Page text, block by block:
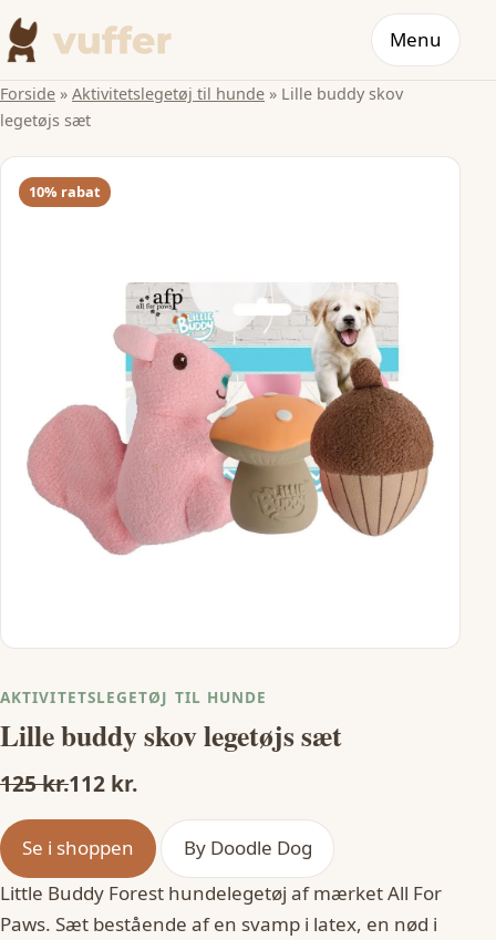
Menu
Forside » Aktivitetslegetøj til hunde » Lille buddy skov
legetøjs sæt
10% rabat
AKTIVITETSLEGETØJ TIL HUNDE
Lille buddy skov legetøjs sæt
125 kr.112 kr.
Se i shoppen
By Doodle Dog
Little Buddy Forest hundelegetøj af mærket All For
Paws. Sæt bestående af en svamp i latex, en nød i